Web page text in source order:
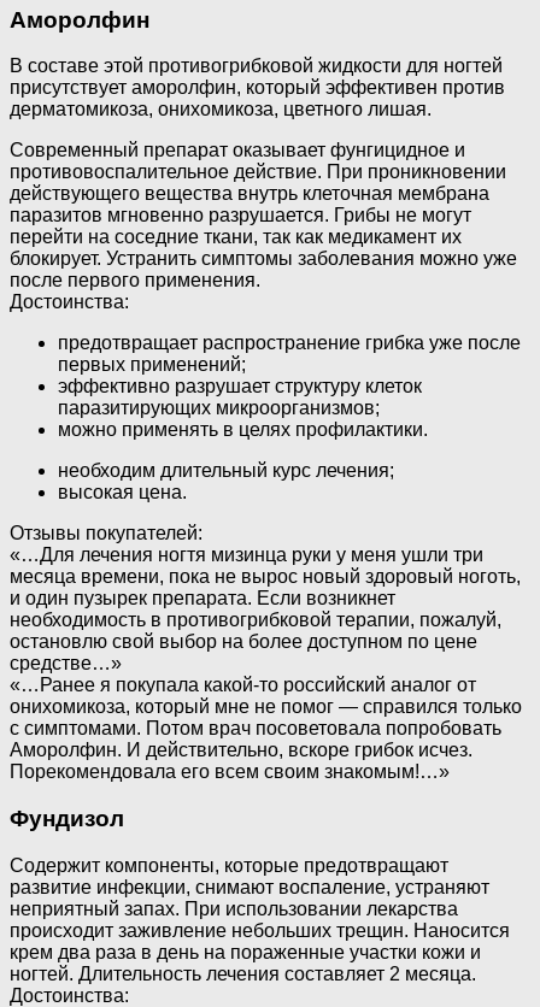
Аморолфин
В составе этой противогрибковой жидкости для ногтей
присутствует аморолфин, который эффективен против
дерматомикоза, онихомикоза, цветного лишая.
Современный препарат оказывает фунгицидное и
противовоспалительное действие. При проникновении
действующего вещества внутрь клеточная мембрана
паразитов мгновенно разрушается. Грибы не могут
перейти на соседние ткани, так как медикамент их
блокирует. Устранить симптомы заболевания можно уже
после первого применения.
Достоинства:
предотвращает распространение грибка уже после
первых применений;
эффективно разрушает структуру клеток
паразитирующих микроорганизмов;
можно применять в целях профилактики.
необходим длительный курс лечения;
высокая цена.
Отзывы покупателей:
«…Для лечения ногтя мизинца руки у меня ушли три
месяца времени, пока не вырос новый здоровый ноготь,
и один пузырек препарата. Если возникнет
необходимость в противогрибковой терапии, пожалуй,
остановлю свой выбор на более доступном по цене
средстве…»
«…Ранее я покупала какой-то российский аналог от
онихомикоза, который мне не помог — справился только
с симптомами. Потом врач посоветовала попробовать
Аморолфин. И действительно, вскоре грибок исчез.
Порекомендовала его всем своим знакомым!…»
Фундизол
Содержит компоненты, которые предотвращают
развитие инфекции, снимают воспаление, устраняют
неприятный запах. При использовании лекарства
происходит заживление небольших трещин. Наносится
крем два раза в день на пораженные участки кожи и
ногтей. Длительность лечения составляет 2 месяца.
Достоинства: